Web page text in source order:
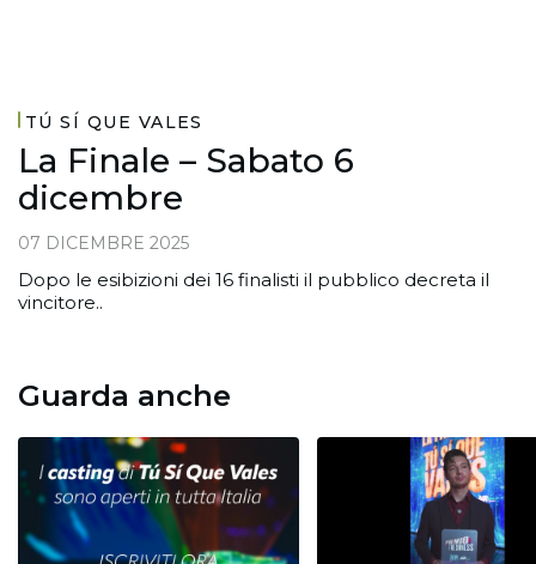
TÚ SÍ QUE VALES
La Finale – Sabato 6
dicembre
07 DICEMBRE 2025
Dopo le esibizioni dei 16 finalisti il pubblico decreta il
vincitore..
Guarda anche